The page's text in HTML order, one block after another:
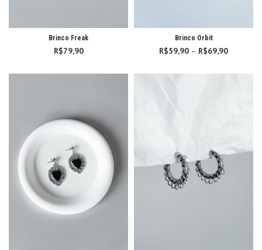
Brinco Freak
R$79,90
Brinco Orbit
R$59,90 – R$69,90
preço: